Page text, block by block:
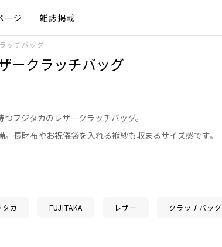
ージ 雑誌掲載
ッチバッグ
ークラッチバッグ
フジタカのレザークラッチバッグ。
長財布やお祝儀袋を入れる袱紗も収まるサイズ感です。
タカ FUJITAKA レザー クラッチバッグ